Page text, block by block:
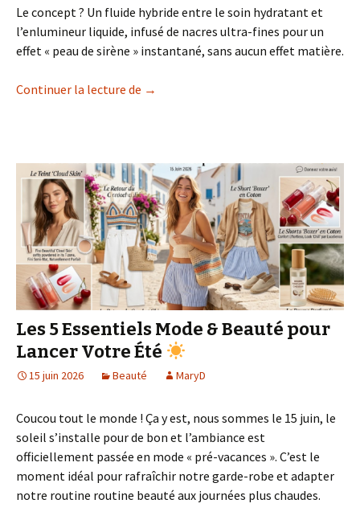
Le concept ? Un fluide hybride entre le soin hydratant et
l’enlumineur liquide, infusé de nacres ultra-fines pour un
effet « peau de sirène » instantané, sans aucun effet matière.
Continuer la lecture de Le IT-Product de l’été 2026 : Le «
→
Les 5 Essentiels Mode & Beauté pour
Lancer Votre Été
15 juin 2026 Beauté MaryD
Coucou tout le monde ! Ça y est, nous sommes le 15 juin, le
soleil s’installe pour de bon et l’ambiance est
officiellement passée en mode « pré-vacances ». C’est le
moment idéal pour rafraîchir notre garde-robe et adapter
notre routine routine beauté aux journées plus chaudes.